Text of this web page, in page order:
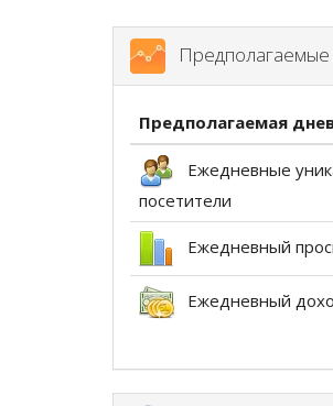
Предполагаемые
Предполагаемая
Ежедневные
посетители
Ежедневный
Ежедневный